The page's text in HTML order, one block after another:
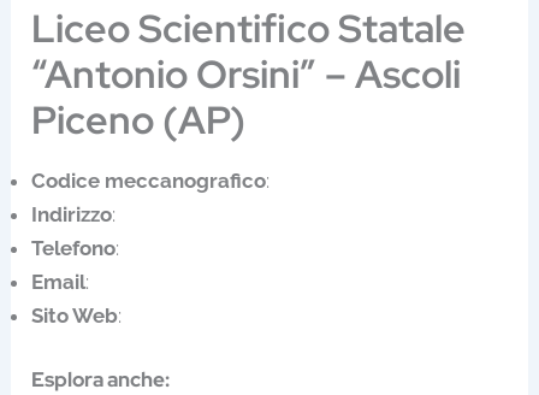
Liceo Scientifico Statale
“Antonio Orsini” – Ascoli
Piceno (AP)
Codice meccanografico:
Indirizzo:
Telefono:
Email:
Sito Web:
Esplora anche: